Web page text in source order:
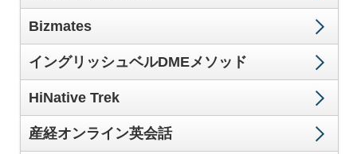
Bizmates
イングリッシュベルDMEメソッド
HiNative Trek
産経オンライン英会話